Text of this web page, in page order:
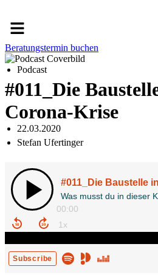
Menü
Beratungstermin buchen
Podcast
#011_Die
Corona-Krise
22.03.2020
Stefan Ufertinger